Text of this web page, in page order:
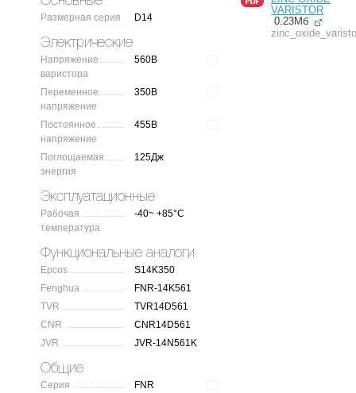
Размерная серия D14
Электрические
Напряжение
варистора
560В
Переменное
напряжение
350В
Постоянное
напряжение
455В
Поглощаемая
энергия
125Дж
Эксплуатационные
Рабочая
температура
-40~ +85°C
Функциональные аналоги
Epcos
S14K350
Fenghua
FNR-14K561
TVR
TVR14D561
CNR
CNR14D561
JVR
JVR-14N561K
Общие
Серия
FNR
VARISTOR
0.23Мб